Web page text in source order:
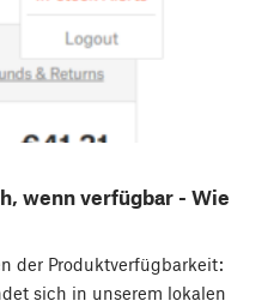
wenn verfügbar - Wie
der Produktverfügbarkeit:
sich in unserem lokalen